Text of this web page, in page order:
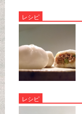
レシピ
レシピ